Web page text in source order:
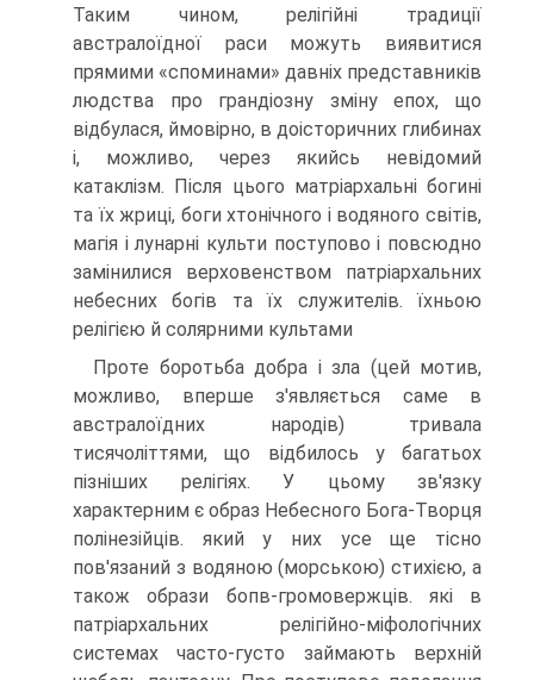
Таким чином, релігійні традиції
австралоїдної раси можуть виявитися
прямими «споминами» давніх представників
людства про грандіозну зміну епох, що
відбулася, ймовірно, в доісторичних глибинах
і, можливо, через якийсь невідомий
катаклізм. Після цього матріархальні богині
та їх жриці, боги хтонічного і водяного світів,
магія і лунарні культи поступово і повсюдно
замінилися верховенством патріархальних
небесних богів та їх слу­жителів. їхньою
релігією й солярними культами
Проте боротьба добра і зла (цей мотив,
можливо, вперше з'являється саме в
австралоїдних народів) тривала
тисячоліттями, що відбилось у багатьох
пізні­ших релігіях. У цьому зв'язку
характерним є образ Небесного Бога-Творця
по­лінезійців. який у них усе ще тісно
пов'язаний з водяною (морською) стихією, а
також образи бопв-громовержців. які в
патріархальних релігійно-міфологіч­них
системах часто-густо займають верхній